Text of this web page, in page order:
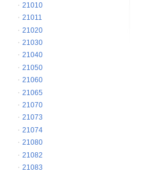
21010
21011
21020
21030
21040
21050
21060
21065
21070
21073
21074
21080
21082
21083